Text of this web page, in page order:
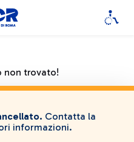
non trovato!
Contatta la
informazioni.